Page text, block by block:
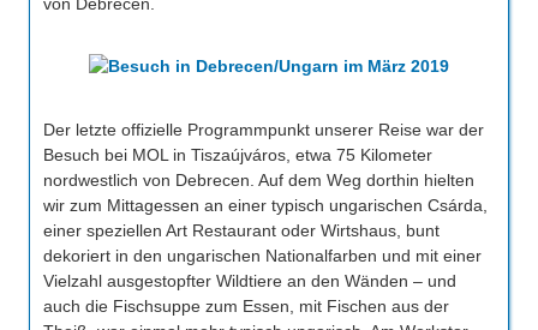
Der letzte offizielle Programmpunkt unserer Reise war der
Besuch bei MOL in Tiszaújváros, etwa 75 Kilometer
nordwestlich von Debrecen. Auf dem Weg dorthin hielten
wir zum Mittagessen an einer typisch ungarischen Csárda,
einer speziellen Art Restaurant oder Wirtshaus, bunt
dekoriert in den ungarischen Nationalfarben und mit einer
Vielzahl ausgestopfter Wildtiere an den Wänden – und
auch die Fischsuppe zum Essen, mit Fischen aus der